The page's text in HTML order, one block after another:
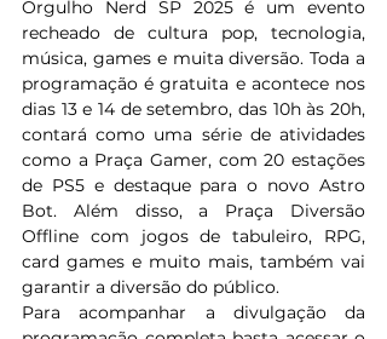
Orgulho Nerd SP 2025 é um evento
recheado de cultura pop, tecnologia,
música, games e muita diversão. Toda a
programação é gratuita e acontece nos
dias 13 e 14 de setembro, das 10h às 20h,
contará como uma série de atividades
como a Praça Gamer, com 20 estações
de PS5 e destaque para o novo Astro
Bot. Além disso, a Praça Diversão
Offline com jogos de tabuleiro, RPG,
card games e muito mais, também vai
garantir a diversão do público.
Para acompanhar a divulgação da